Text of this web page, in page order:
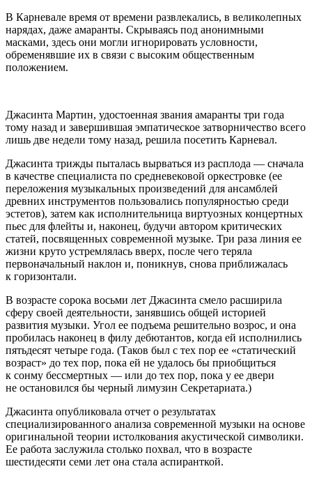
В Карневале время от времени развлекались, в великолепных
нарядах, даже амаранты. Скрываясь под анонимными
масками, здесь они могли игнорировать условности,
обременявшие их в связи с высоким общественным
положением.
Джасинта Мартин, удостоенная звания амаранты три года
тому назад и завершившая эмпатическое затворничество всего
лишь две недели тому назад, решила посетить Карневал.
Джасинта трижды пыталась вырваться из расплода — сначала
в качестве специалиста по средневековой оркестровке (ее
переложения музыкальных произведений для ансамблей
древних инструментов пользовались популярностью среди
эстетов), затем как исполнительница виртуозных концертных
пьес для флейты и, наконец, будучи автором критических
статей, посвященных современной музыке. Три раза линия ее
жизни круто устремлялась вверх, после чего теряла
первоначальный наклон и, поникнув, снова приближалась
к горизонтали.
В возрасте сорока восьми лет Джасинта смело расширила
сферу своей деятельности, занявшись общей историей
развития музыки. Угол ее подъема решительно возрос, и она
пробилась наконец в филу дебютантов, когда ей исполнились
пятьдесят четыре года. (Таков был с тех пор ее «статический
возраст» до тех пор, пока ей не удалось бы приобщиться
к сонму бессмертных — или до тех пор, пока у ее двери
не остановился бы черный лимузин Секретариата.)
Джасинта опубликовала отчет о результатах
специализированного анализа современной музыки на основе
оригинальной теории истолкования акустической символики.
Ее работа заслужила столько похвал, что в возрасте
шестидесяти семи лет она стала аспиранткой.